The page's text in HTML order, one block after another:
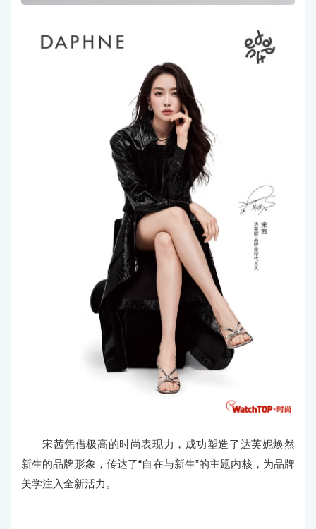
宋茜凭借极高的时尚表现力，成功塑造了达芙妮焕然
新生的品牌形象，传达了“自在与新生”的主题内核，为品牌
美学注入全新活力。